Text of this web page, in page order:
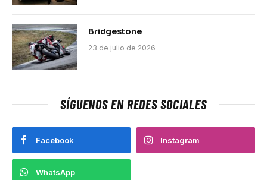
Bridgestone
23 de julio de 2026
SÍGUENOS EN REDES SOCIALES
Facebook Instagram
WhatsApp